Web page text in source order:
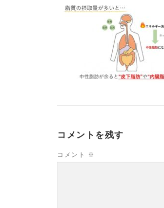
コメントを残す
コメント ※